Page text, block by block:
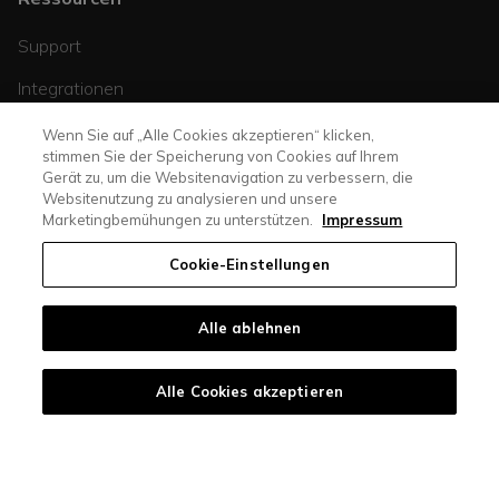
Support
Integrationen
Helpcenter
Blog
© All rights reserved. |immoscout24.ch
Wenn Sie auf „Alle Cookies akzeptieren“ klicken,
stimmen Sie der Speicherung von Cookies auf Ihrem
Gerät zu, um die Websitenavigation zu verbessern, die
Websitenutzung zu analysieren und unsere
Marketingbemühungen zu unterstützen.
Impressum
Cookie-Einstellungen
Alle ablehnen
Alle Cookies akzeptieren